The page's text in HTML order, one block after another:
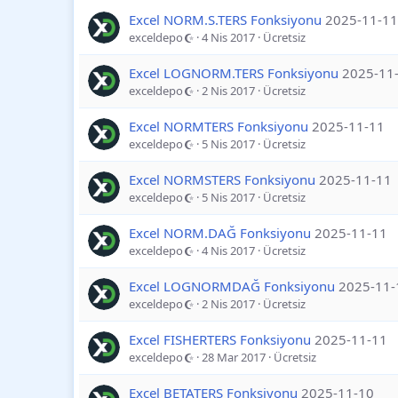
Excel NORM.S.TERS Fonksiyonu 2025-11-11
exceldepo 4 Nis 2017 Ücretsiz
Excel LOGNORM.TERS Fonksiyonu 2025-
exceldepo 2 Nis 2017 Ücretsiz
Excel NORMTERS Fonksiyonu 2025-11-11
exceldepo 5 Nis 2017 Ücretsiz
Excel NORMSTERS Fonksiyonu 2025-11-11
exceldepo 5 Nis 2017 Ücretsiz
Excel NORM.DAĞ Fonksiyonu 2025-11-11
exceldepo 4 Nis 2017 Ücretsiz
Excel LOGNORMDAĞ Fonksiyonu 2025-11-
exceldepo 2 Nis 2017 Ücretsiz
Excel FISHERTERS Fonksiyonu 2025-11-11
exceldepo 28 Mar 2017 Ücretsiz
Excel BETATERS Fonksiyonu 2025-11-10